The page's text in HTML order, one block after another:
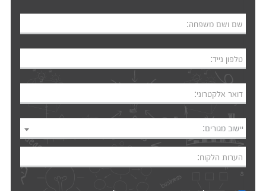
שם ושם משפחה:
טלפון נייד:
דואר אלקטרוני:
יישוב מגורים:
הערות הלקוח: